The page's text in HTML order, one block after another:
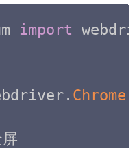
import
. Chrome